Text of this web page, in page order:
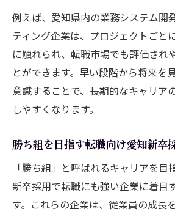
例えば、愛知県内の業務システム開
ティング企業は、プロジェクトごと
に触れられ、転職市場でも評価され
とができます。早い段階から将来を
意識することで、長期的なキャリア
しやすくなります。
勝ち組を目指す転職向け愛知新卒
「勝ち組」と呼ばれるキャリアを目
新卒採用で転職にも強い企業に着目
す。これらの企業は、従業員の成長